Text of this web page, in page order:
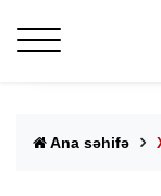
Ana səhifə